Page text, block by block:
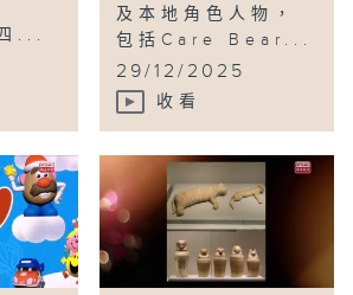
...
及本地角色人物，
包括Care Bear...
29/12/2025
收看